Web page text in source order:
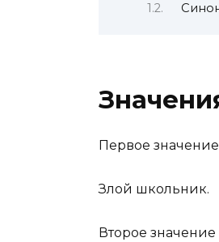
Первое значение
Злой школьник.
Второе значение